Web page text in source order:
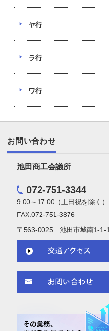
ヤ行
ラ行
ワ行
お問い合わせ
池田商工会議所
072-751-3344
9:00～17:00（土日祝を除く）
FAX:072-751-3876
〒563-0025 池田市城南1-1-1